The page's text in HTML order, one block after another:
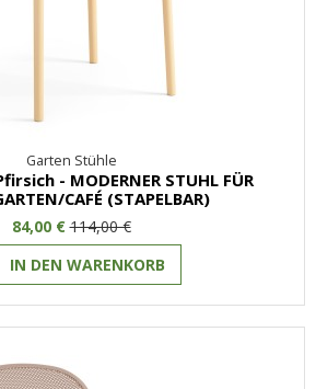
Garten Stühle
- MODERNER STUHL FÜR
CAFÉ (STAPELBAR)
84,00 €114,00 €
IN DEN WARENKORB